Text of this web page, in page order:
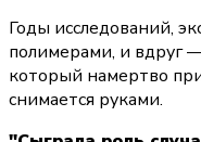
Годы исследований,
полимерами, и вдруг
который намертво
снимается руками.